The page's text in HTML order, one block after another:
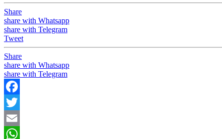
Share
share with Whatsapp
share with Telegram
Tweet
Share
share with Whatsapp
share with Telegram
Facebook
Twitter
Email